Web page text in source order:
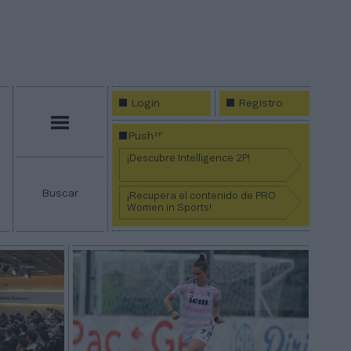
Buscar
Login Registro
Push2P
¡Descubre Intelligence 2P!
¡Recupera el contenido de PRO
Women in Sports!